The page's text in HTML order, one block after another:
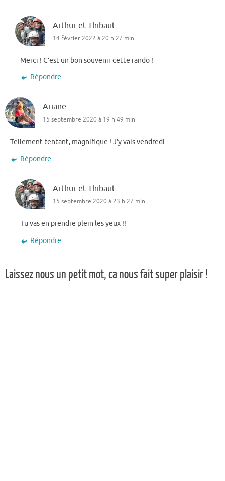
Arthur et Thibaut
14 février 2022 à 20 h 27 min
Merci ! C’est un bon souvenir cette rando !
Répondre
Ariane
15 septembre 2020 à 19 h 49 min
Tellement tentant, magnifique ! J’y vais vendredi
Répondre
Arthur et Thibaut
15 septembre 2020 à 23 h 27 min
Tu vas en prendre plein les yeux !!
Répondre
Laissez nous un petit mot, ca nous fait super plaisir !